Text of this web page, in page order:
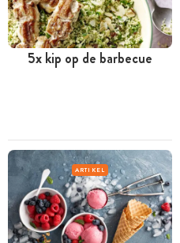
5x kip op de barbecue
ARTIKEL